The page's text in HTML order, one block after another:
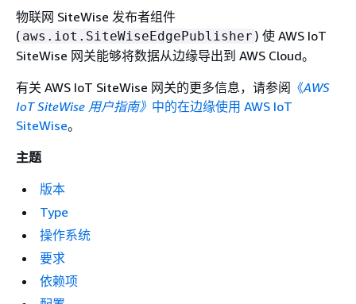
物联网 SiteWise 发布者组件
( aws.iot.SiteWiseEdgePublisher ) 使 AWS IoT
SiteWise 网关能够将数据从边缘导出到 AWS Cloud。
有关 AWS IoT SiteWise 网关的更多信息，请参阅 《AWS
IoT SiteWise 用户指南》 中的在边缘使用 AWS IoT
SiteWise。
主题
版本
Type
操作系统
要求
依赖项